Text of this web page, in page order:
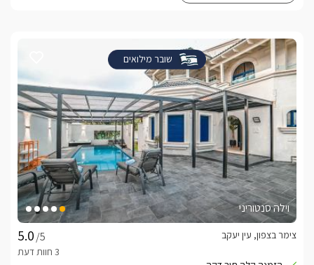
שובר מילואים
וילה סנטוריני
/5
צימר בצפון, עין יעקב